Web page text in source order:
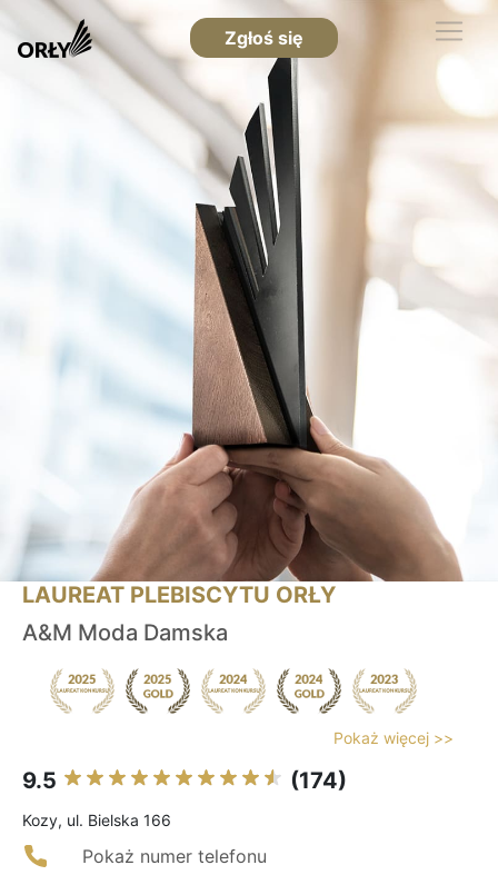
Zgłoś się
LAUREAT PLEBISCYTU ORŁY
A&M Moda Damska
Pokaż więcej >>
9.5 (174)
Kozy, ul. Bielska 166
Pokaż numer telefonu